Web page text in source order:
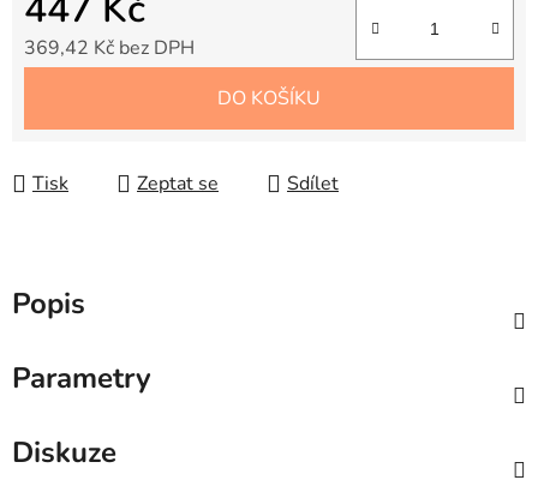
369,42 Kč bez DPH
DO KOŠÍKU
Tisk Zeptat se Sdílet
Popis
Parametry
Diskuze